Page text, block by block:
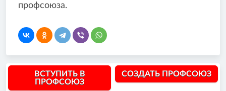
профсоюза.
ВСТУПИТЬ В
ПРОФСОЮЗ
СОЗДАТЬ ПРОФСОЮЗ